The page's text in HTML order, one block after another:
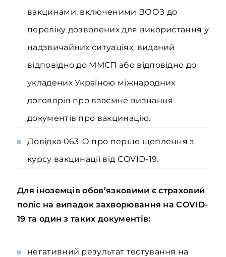
вакцинами, включеними ВООЗ до
переліку дозволених для використання у
надзвичайних ситуаціях, виданий
відповідно до ММСП або відповідно до
укладених Україною міжнародних
договорів про взаємне визнання
документів про вакцинацію.
Довідка 063-О про перше щеплення з
курсу вакцинації від COVID-19.
Для іноземців обов’язковими є страховий
поліс на випадок захворювання на COVID-
19 та один з таких документів:
негативний результат тестування на